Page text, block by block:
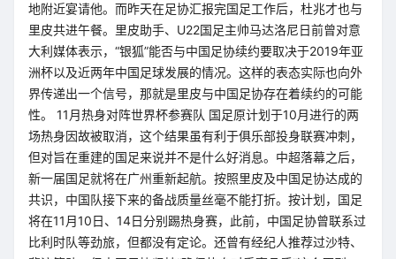
地附近宴请他。而昨天在足协汇报完国足工作后，杜兆才也与
里皮共进午餐。里皮助手、U22国足主帅马达洛尼日前曾对意
大利媒体表示，“银狐”能否与中国足协续约要取决于2019年亚
洲杯以及近两年中国足球发展的情况。这样的表态实际也向外
界传递出一个信号，那就是里皮与中国足协存在着续约的可能
性。 11月热身对阵世界杯参赛队 国足原计划于10月进行的两
场热身因故被取消，这个结果虽有利于俱乐部投身联赛冲刺，
但对旨在重建的国足来说并不是什么好消息。中超落幕之后，
新一届国足就将在广州重新起航。按照里皮及中国足协达成的
共识，中国队接下来的备战质量丝毫不能打折。按计划，国足
将在11月10日、14日分别踢热身赛，此前，中国足协曾联系过
比利时队等劲旅，但都没有定论。还曾有经纪人推荐过沙特、